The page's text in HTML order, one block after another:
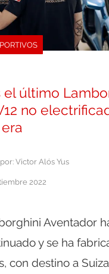
el último
no
Victor Alós Yus
2022
Aventador
y se ha
con destino a